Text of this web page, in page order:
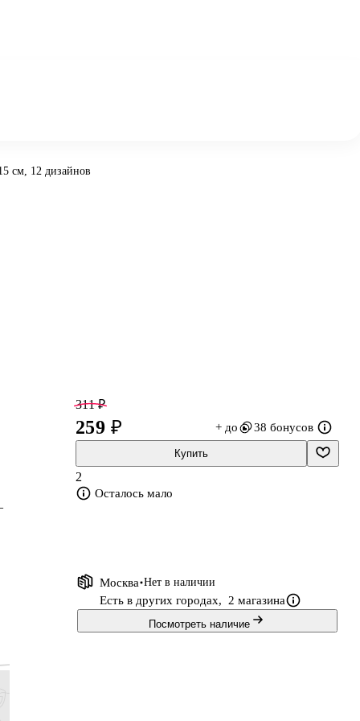
см, 12 дизайнов
311 ₽
259 ₽ + до 38 бонусов
Купить
2
Осталось мало
Москва Нет в наличии
Есть в других городах, 2 магазина
Посмотреть наличие